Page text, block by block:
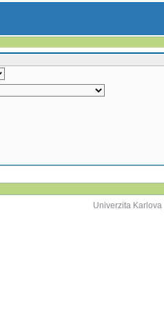
Univerzita Karlova|